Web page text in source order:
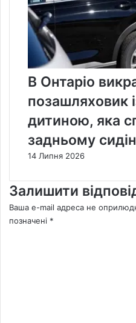
В Онтаріо
позашляховик
дитиною, яка
задньому
14 Липня 2026
Залишити
Ваша e-mail адреса не
позначені *